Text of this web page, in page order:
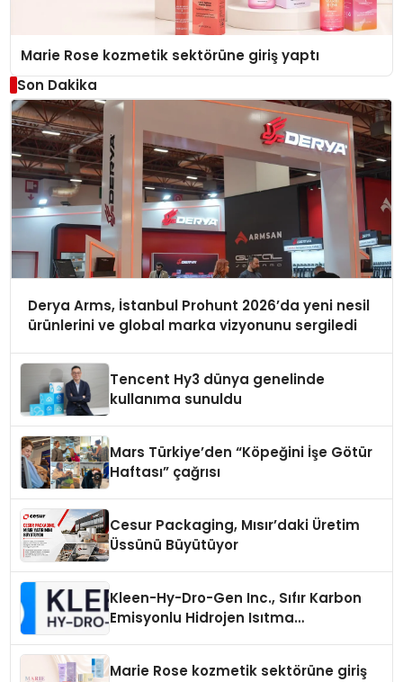
Marie Rose kozmetik sektörüne giriş yaptı
Son Dakika
Derya Arms, İstanbul Prohunt 2026’da yeni nesil
ürünlerini ve global marka vizyonunu sergiledi
Tencent Hy3 dünya genelinde
kullanıma sunuldu
Mars Türkiye’den “Köpeğini İşe Götür
Haftası” çağrısı
Cesur Packaging, Mısır’daki Üretim
Üssünü Büyütüyor
Kleen-Hy-Dro-Gen Inc., Sıfır Karbon
Emisyonlu Hidrojen Isıtma
Marie Rose kozmetik sektörüne giriş